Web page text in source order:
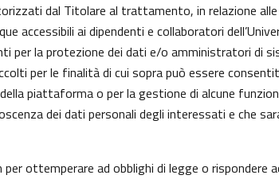
dal Titolare al trattamento, in relazione
accessibili ai dipendenti e collaboratori
per la protezione dei dati e/o amministratori di
per le finalità di cui sopra può essere
piattaforma o per la gestione di alcune
dei dati personali degli interessati e che
ottemperare ad obblighi di legge o rispondere